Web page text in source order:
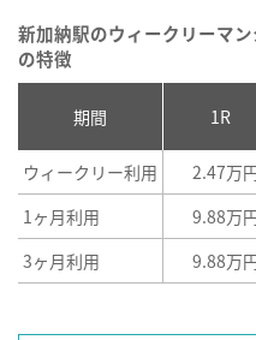
新加納駅のウィークリーマ
の特徴
期間 1R
ウィークリー利用 2.47万
1ヶ月利用
9.88万
3ヶ月利用
9.88万